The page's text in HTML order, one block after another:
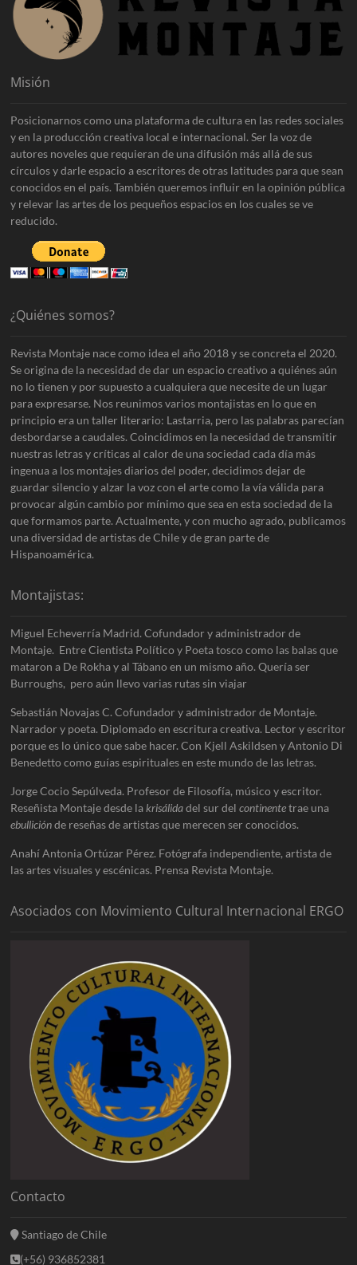
Misión
Posicionarnos como una plataforma de cultura en las redes sociales
y en la producción creativa local e internacional. Ser la voz de
autores noveles que requieran de una difusión más allá de sus
círculos y darle espacio a escritores de otras latitudes para que sean
conocidos en el país. También queremos influir en la opinión pública
y relevar las artes de los pequeños espacios en los cuales se ve
reducido.
¿Quiénes somos?
Revista Montaje nace como idea el año 2018 y se concreta el 2020.
Se origina de la necesidad de dar un espacio creativo a quiénes aún
no lo tienen y por supuesto a cualquiera que necesite de un lugar
para expresarse. Nos reunimos varios montajistas en lo que en
principio era un taller literario: Lastarria, pero las palabras parecían
desbordarse a caudales. Coincidimos en la necesidad de transmitir
nuestras letras y críticas al calor de una sociedad cada día más
ingenua a los montajes diarios del poder, decidimos dejar de
guardar silencio y alzar la voz con el arte como la vía válida para
provocar algún cambio por mínimo que sea en esta sociedad de la
que formamos parte. Actualmente, y con mucho agrado, publicamos
una diversidad de artistas de Chile y de gran parte de
Hispanoamérica.
Montajistas:
Miguel Echeverría Madrid. Cofundador y administrador de
Montaje. Entre Cientista Político y Poeta tosco como las balas que
mataron a De Rokha y al Tábano en un mismo año. Quería ser
Burroughs, pero aún llevo varias rutas sin viajar
Sebastián Novajas C. Cofundador y administrador de Montaje.
Narrador y poeta. Diplomado en escritura creativa. Lector y escritor
porque es lo único que sabe hacer. Con Kjell Askildsen y Antonio Di
Benedetto como guías espirituales en este mundo de las letras.
Jorge Cocio Sepúlveda. Profesor de Filosofía, músico y escritor.
Reseñista Montaje desde lakrisálidadel sur delcontinentetrae una
ebulliciónde reseñas de artistas que merecen ser conocidos.
Anahí Antonia Ortúzar Pérez. Fotógrafa independiente, artista de
las artes visuales y escénicas. Prensa Revista Montaje.
Asociados con Movimiento Cultural Internacional ERGO
Contacto
Santiago de Chile
(+56) 936852381